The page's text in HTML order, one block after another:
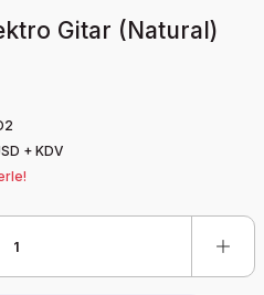
Gitar (Natural)
+ KDV